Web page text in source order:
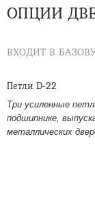
ОПЦИИ
ВХОДИТ В
Петли D-22
Три усиленные
подшипнике,
металлических